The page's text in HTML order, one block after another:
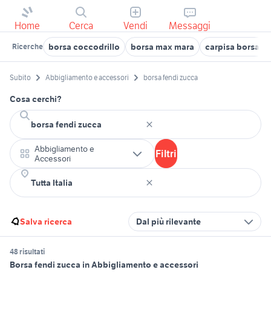
Home Cerca Vendi Messaggi
Ricerche borsa coccodrillo borsa max mara carpisa borsa
Subito Abbigliamento e accessori borsa fendi zucca
Cosa cerchi?
Abbigliamento e
Accessori
Filtri
Salva ricerca Dal più rilevante
48 risultati
Borsa fendi zucca in Abbigliamento e accessori